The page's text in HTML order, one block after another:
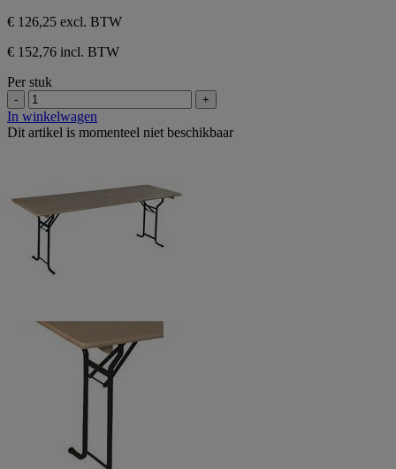
€ 126,25 excl. BTW
€ 152,76 incl. BTW
Per stuk
- +
In winkelwagen
Dit artikel is momenteel niet beschikbaar